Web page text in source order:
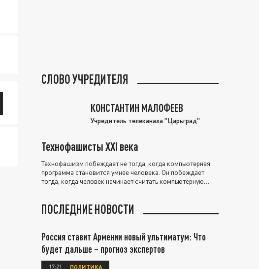
СЛОВО УЧРЕДИТЕЛЯ
КОНСТАНТИН МАЛОФЕЕВ
Учредитель телеканала "Царьград"
Технофашисты XXI века
Технофашизм побеждает не тогда, когда компьютерная
программа становится умнее человека. Он побеждает
тогда, когда человек начинает считать компьютерную
ПОСЛЕДНИЕ НОВОСТИ
Россия ставит Армении новый ультиматум: Что
будет дальше – прогноз экспертов
17:21 ПОЛИТИКА